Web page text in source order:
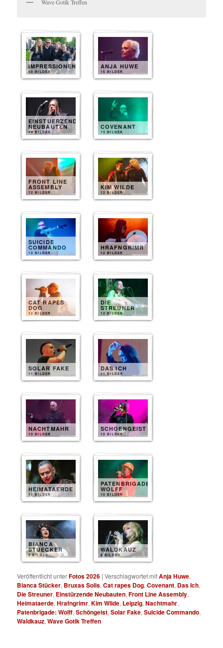
Wave Gotik Treffen
IMPRESSIONEN
50 BILDER
ANJA HUWE
15 BILDER
EINSTUERZENDE
NEUBAUTEN
14 BILDER
COVENANT
13 BILDER
FRONT LINE
ASSEMBLY
12 BILDER
KIM WILDE
12 BILDER
SUICIDE
COMMANDO
12 BILDER
HRAFNGRIMR
12 BILDER
CAT RAPES
DOG
12 BILDER
DIE
STREUNER
12 BILDER
SOLAR FAKE
11 BILDER
DAS ICH
11 BILDER
NACHTMAHR
10 BILDER
SCHOENGEIST
10 BILDER
HEIMATAERDE
10 BILDER
PATENBRIGADE
WOLFF
10 BILDER
BIANCA
STUECKER
9 BILDER
WALDKAUZ
8 BILDER
Veröffentlicht unterFotos 2026 |Verschlagwortet mitAnja Huwe,
Bianca Stücker, Bruxas Solis,Cat rapes Dog,Covenant, Das Ich,
Die Streuner, Einstürzende Neubauten,Front Line Assembly,
Heimataerde,Hrafngrimr,Kim Wilde, Leipzig,Nachtmahr,
Patenbrigade: Wolff,Schöngeist,Solar Fake,Suicide Commando,
Waldkauz,Wave Gotik Treffen